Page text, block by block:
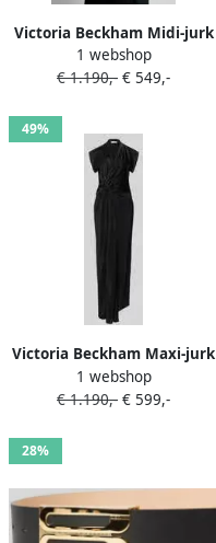
Victoria Beckham Midi-jurk
met resortkraag
1 webshop
€ 1.190,- € 549,-
49%
Victoria Beckham Maxi-jurk
van viscosemix
1 webshop
€ 1.190,- € 599,-
28%